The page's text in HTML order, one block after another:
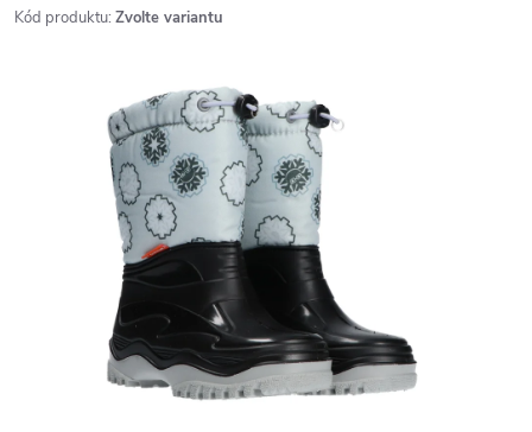
Kód produktu: Zvolte variantu